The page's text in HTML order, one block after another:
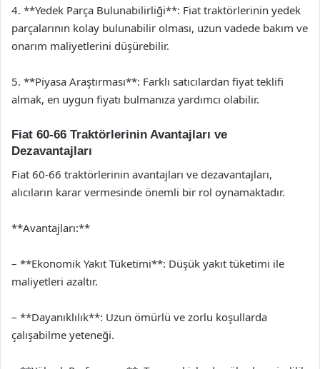
4. **Yedek Parça Bulunabilirliği**: Fiat traktörlerinin yedek
parçalarının kolay bulunabilir olması, uzun vadede bakım ve
onarım maliyetlerini düşürebilir.
5. **Piyasa Araştırması**: Farklı satıcılardan fiyat teklifi
almak, en uygun fiyatı bulmanıza yardımcı olabilir.
Fiat 60-66 Traktörlerinin Avantajları ve
Dezavantajları
Fiat 60-66 traktörlerinin avantajları ve dezavantajları,
alıcıların karar vermesinde önemli bir rol oynamaktadır.
**Avantajları:**
– **Ekonomik Yakıt Tüketimi**: Düşük yakıt tüketimi ile
maliyetleri azaltır.
– **Dayanıklılık**: Uzun ömürlü ve zorlu koşullarda
çalışabilme yeteneği.